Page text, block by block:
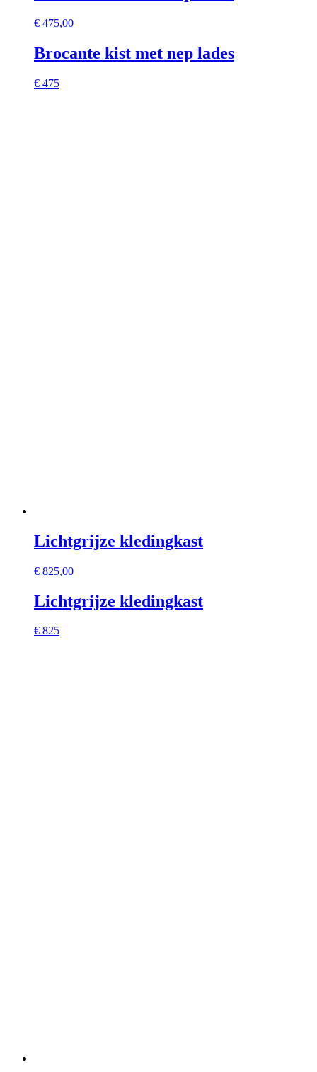
€ 475,00
Brocante kist met nep lades
€ 475
Lichtgrijze kledingkast
€ 825,00
Lichtgrijze kledingkast
€ 825